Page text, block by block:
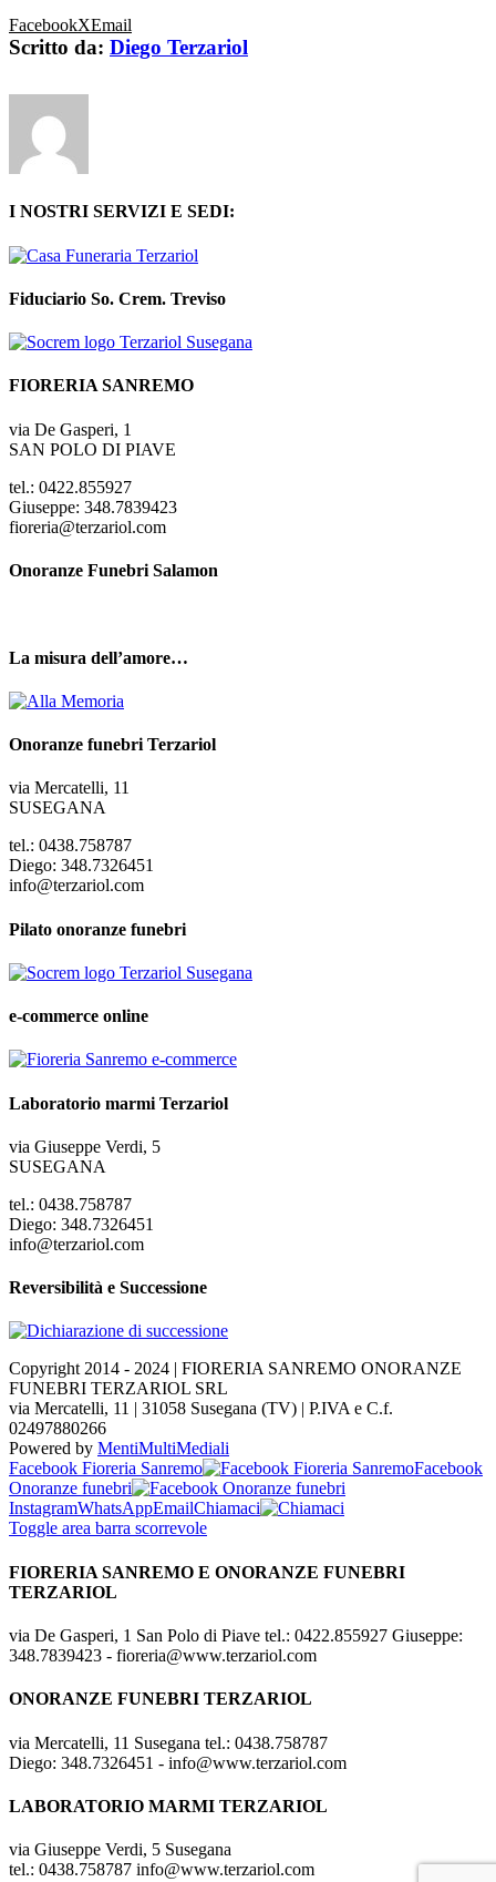
FacebookXEmail
Scritto da: Diego Terzariol
I NOSTRI SERVIZI E SEDI:
Fiduciario So. Crem. Treviso
FIORERIA SANREMO
via De Gasperi, 1
SAN POLO DI PIAVE
tel.: 0422.855927
Giuseppe: 348.7839423
fioreria@terzariol.com
Onoranze Funebri Salamon
La misura dell’amore…
Onoranze funebri Terzariol
via Mercatelli, 11
SUSEGANA
tel.: 0438.758787
Diego: 348.7326451
info@terzariol.com
Pilato onoranze funebri
e-commerce online
Laboratorio marmi Terzariol
via Giuseppe Verdi, 5
SUSEGANA
tel.: 0438.758787
Diego: 348.7326451
info@terzariol.com
Reversibilità e Successione
Copyright 2014 - 2024 | FIORERIA SANREMO ONORANZE
FUNEBRI TERZARIOL SRL
via Mercatelli, 11 | 31058 Susegana (TV) | P.IVA e C.f.
02497880266
Powered by MentiMultiMediali
Facebook Fioreria Sanremo
Facebook
Onoranze funebri
InstagramWhatsAppEmailChiamaci
Toggle area barra scorrevole
FIORERIA SANREMO E ONORANZE FUNEBRI
TERZARIOL
via De Gasperi, 1 San Polo di Piave tel.: 0422.855927 Giuseppe:
348.7839423 - fioreria@www.terzariol.com
ONORANZE FUNEBRI TERZARIOL
via Mercatelli, 11 Susegana tel.: 0438.758787
Diego: 348.7326451 - info@www.terzariol.com
LABORATORIO MARMI TERZARIOL
via Giuseppe Verdi, 5 Susegana
tel.: 0438.758787 info@www.terzariol.com